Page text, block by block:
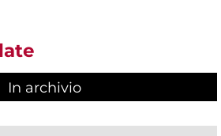
In archivio